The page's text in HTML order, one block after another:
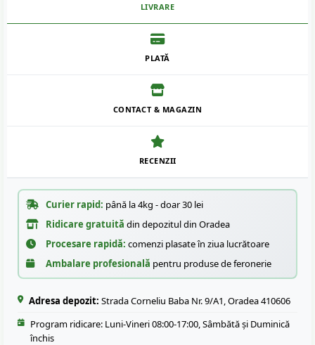
LIVRARE
PLATĂ
CONTACT & MAGAZIN
RECENZII
Curier rapid: până la 4kg - doar 30 lei
Ridicare gratuită din depozitul din Oradea
Procesare rapidă: comenzi plasate în ziua lucrătoare
Ambalare profesională pentru produse de feronerie
Adresa depozit: Strada Corneliu Baba Nr. 9/A1, Oradea 410606
Program ridicare: Luni-Vineri 08:00-17:00, Sâmbătă și Duminică
închis